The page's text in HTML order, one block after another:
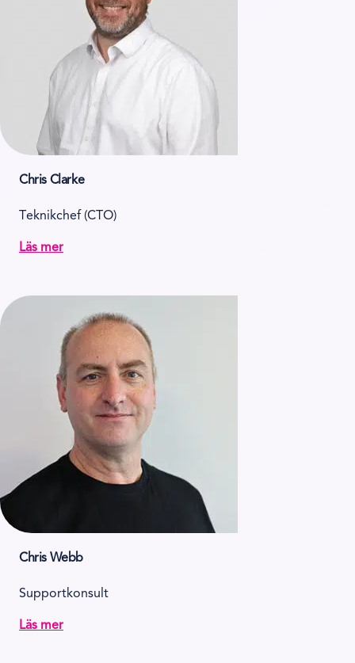
Chris Clarke
Teknikchef (CTO)
Läs mer
Chris Webb
Supportkonsult
Läs mer